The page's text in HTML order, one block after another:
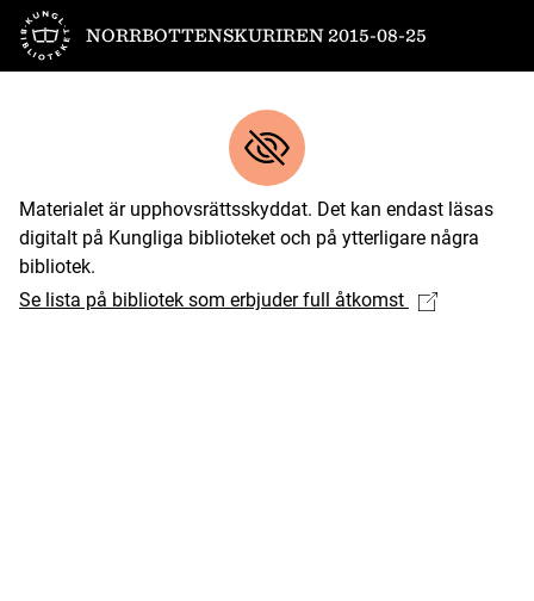
Till startsidan
NORRBOTTENSKURIREN 2015-08-25
Materialet är upphovsrättsskyddat. Det kan endast läsas
digitalt på Kungliga biblioteket och på ytterligare några
bibliotek.
Se lista på bibliotek som erbjuder full åtkomst